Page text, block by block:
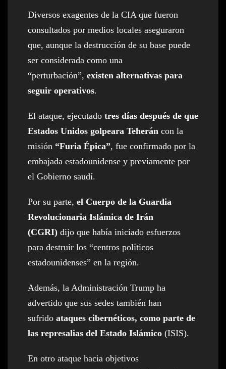
Diversos exagentes de la CIA que fueron
consultados por medios locales aseguraron
que, aunque la destrucción de su base puede
ser considerada como una
“perturbación”, existen alternativas para
seguir operativos.
El ataque, ejecutado tres días después de que
Estados Unidos golpeara Teherán con la
misión “Furia Épica”, fue confirmado por la
embajada estadounidense y previamente por
el Gobierno saudí.
Por su parte, el Cuerpo de la Guardia
Revolucionaria Islámica de Irán
(CGRI) dijo que había iniciado esfuerzos
para destruir los “centros políticos
estadounidenses” en la región.
Además, la Administración Trump ha
advertido que sus sedes también han
sufrido ataques cibernéticos, como parte de
las represalias del Estado Islámico (ISIS).
En otro ataque hacia objetivos